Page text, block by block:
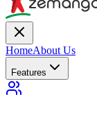
HomeAbout Us
Features